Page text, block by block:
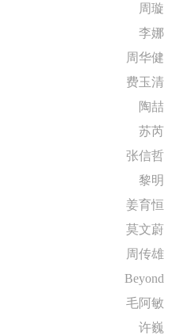
周璇
李娜
周华健
费玉清
陶喆
苏芮
张信哲
黎明
姜育恒
莫文蔚
周传雄
Beyond
毛阿敏
许巍